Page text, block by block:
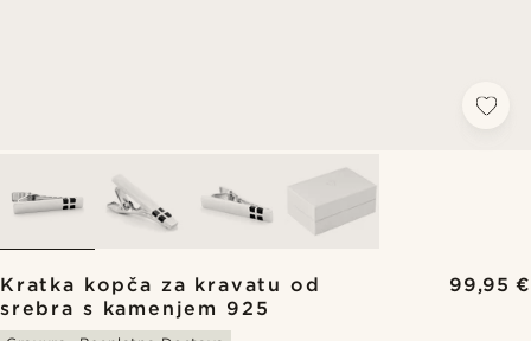
Kratka kopča za kravatu od
srebra s kamenjem 925
99,95 €